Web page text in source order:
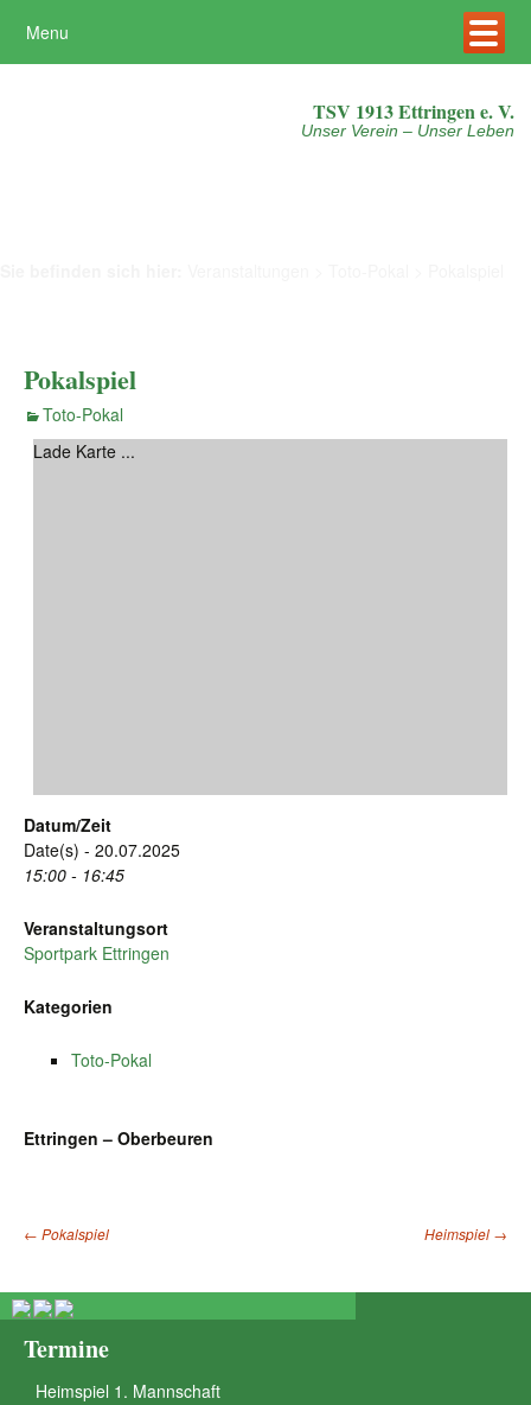
Menu
TSV 1913 Ettringen e. V.
Unser Verein – Unser Leben
Pokalspiel
Toto-Pokal
Lade Karte ...
Datum/Zeit
Date(s) - 20.07.2025
15:00 - 16:45
Veranstaltungsort
Sportpark Ettringen
Kategorien
Toto-Pokal
Ettringen – Oberbeuren
← Pokalspiel Heimspiel →
Termine
Heimspiel 1. Mannschaft
Akzeptieren